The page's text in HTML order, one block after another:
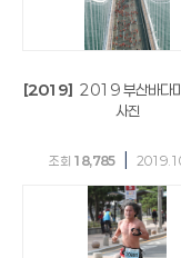
[2019] 2019 부산바다
사진
조회 18,785